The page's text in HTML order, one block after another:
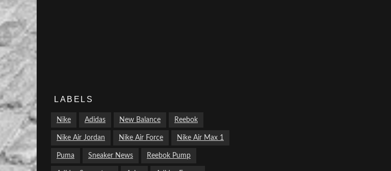
LABELS
Nike Adidas New Balance Reebok
Nike Air Jordan Nike Air Force Nike Air Max 1
Puma Sneaker News Reebok Pump